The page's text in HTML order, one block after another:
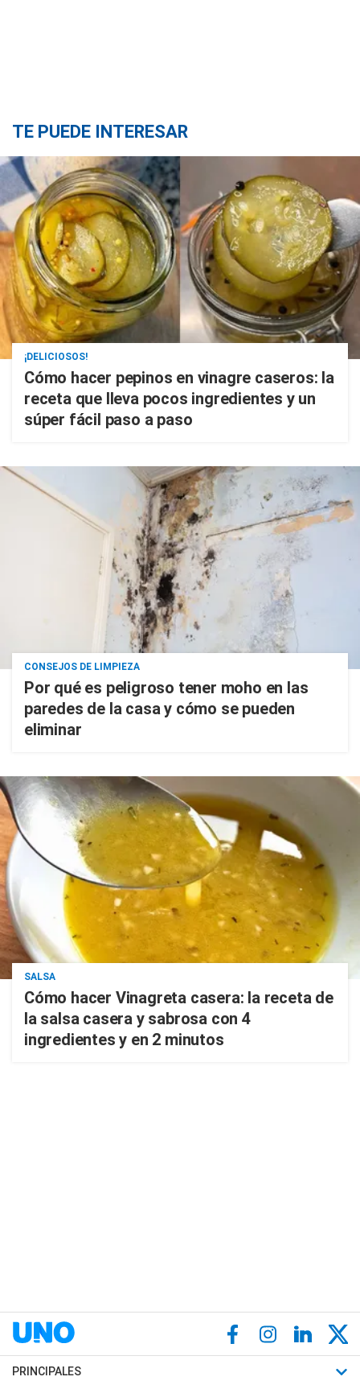
TE PUEDE INTERESAR
¡DELICIOSOS!
Cómo hacer pepinos en vinagre caseros: la
receta que lleva pocos ingredientes y un
súper fácil paso a paso
CONSEJOS DE LIMPIEZA
Por qué es peligroso tener moho en las
paredes de la casa y cómo se pueden
eliminar
SALSA
Cómo hacer Vinagreta casera: la receta de
la salsa casera y sabrosa con 4
ingredientes y en 2 minutos
PRINCIPALES